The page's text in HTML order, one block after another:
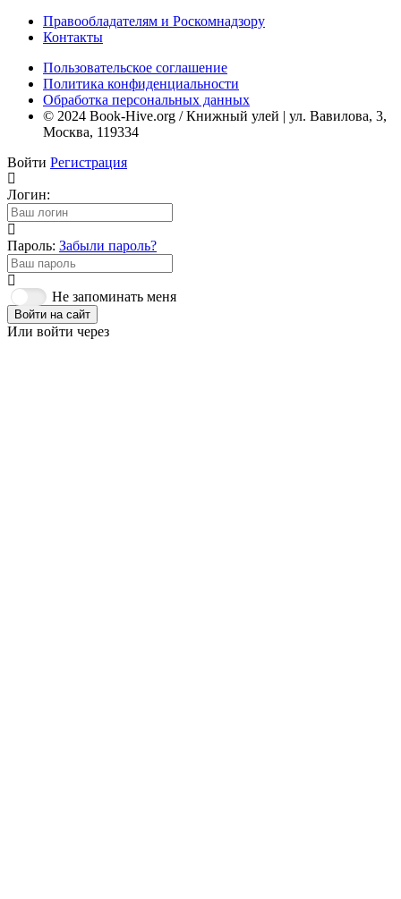
Правообладателям и Роскомнадзору
Контакты
Пользовательское соглашение
Политика конфиденциальности
Обработка персональных данных
© 2024 Book-Hive.org / Книжный улей | ул. Вавилова, 3,
Москва, 119334
Войти Регистрация
Логин:
Пароль: Забыли пароль?
Не запоминать меня
Войти на сайт
Или войти через